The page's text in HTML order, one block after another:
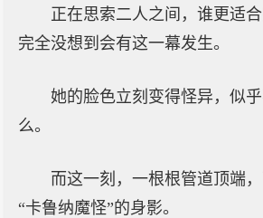
正在思索二人之间，谁更适合
完全没想到会有这一幕发生。
她的脸色立刻变得怪异，似
么。
而这一刻，一根根管道顶端
“卡鲁纳魔怪”的身影。